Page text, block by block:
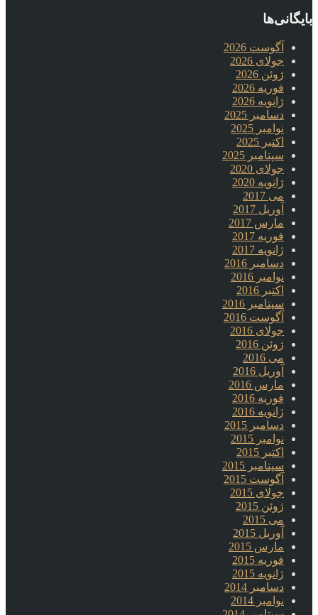
بایگانی‌ها
آگوست 2026
جولای 2026
ژوئن 2026
فوریه 2026
ژانویه 2026
دسامبر 2025
نوامبر 2025
اکتبر 2025
سپتامبر 2025
جولای 2020
ژانویه 2020
می 2017
آوریل 2017
مارس 2017
فوریه 2017
ژانویه 2017
دسامبر 2016
نوامبر 2016
اکتبر 2016
سپتامبر 2016
آگوست 2016
جولای 2016
ژوئن 2016
می 2016
آوریل 2016
مارس 2016
فوریه 2016
ژانویه 2016
دسامبر 2015
نوامبر 2015
اکتبر 2015
سپتامبر 2015
آگوست 2015
جولای 2015
ژوئن 2015
می 2015
آوریل 2015
مارس 2015
فوریه 2015
ژانویه 2015
دسامبر 2014
نوامبر 2014